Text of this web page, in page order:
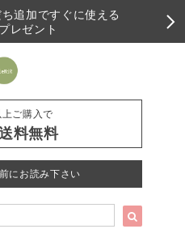
追加ですぐに使える
レゼント
ご購入で
料無料
にお読み下さい